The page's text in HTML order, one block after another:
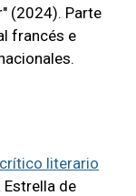
(2024). Parte
francés e
crítico literario
de